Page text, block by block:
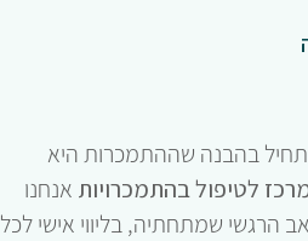
בהבנה שההתמכרות היא
לטיפול בהתמכרויות אנחנו
הרגשי שמתחתיה, בליווי אישי לכל